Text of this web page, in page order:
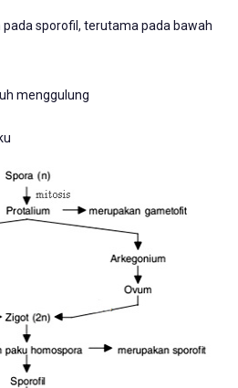
pada sporofil, terutama pada bawah
menggulung